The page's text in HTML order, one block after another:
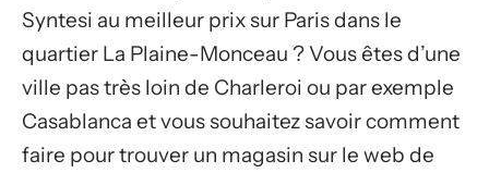
Syntesi au meilleur prix sur Paris dans le
quartier La Plaine-Monceau ? Vous êtes d’une
ville pas très loin de Charleroi ou par exemple
Casablanca et vous souhaitez savoir comment
faire pour trouver un magasin sur le web de